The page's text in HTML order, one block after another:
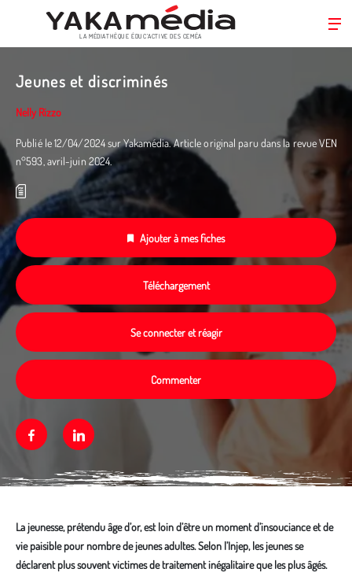
principal
LA MÉDIATHÈQUE ÉDUC’ACTIVE DES CEMÉA
Jeunes et discriminés
Nelly Rizzo
Publié le 12/04/2024 sur Yakamédia. Article original paru dans la revue VEN
n°593, avril-juin 2024.
Ajouter à mes fiches
Téléchargement
Se connecter et réagir
Commenter
FacebookLinkedin
La jeunesse, prétendu âge d’or, est loin d’être un moment d’insouciance et de
vie paisible pour nombre de jeunes adultes. Selon l’Injep, les jeunes se
déclarent plus souvent victimes de traitement inégalitaire que les plus âgés.